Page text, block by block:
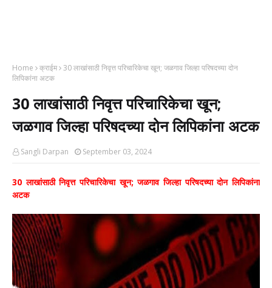
Home क्राईम 30 लाखांसाठी निवृत्त परिचारिकेचा खून; जळगाव जिल्‍हा परिषदच्या दोन
लिपिकांना अटक
30 लाखांसाठी निवृत्त परिचारिकेचा खून;
जळगाव जिल्‍हा परिषदच्या दोन लिपिकांना अटक
Sangli Darpan September 03, 2024
30 लाखांसाठी निवृत्त परिचारिकेचा खून; जळगाव जिल्‍हा परिषदच्या दोन लिपिकांना
अटक